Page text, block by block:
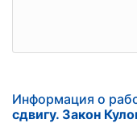
Информация о
сдвигу. Закон